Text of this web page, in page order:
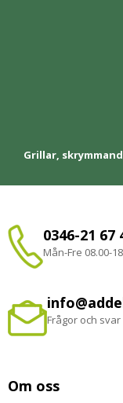
Grillar,
0346-21 67
Mån-Fre 08.00-
Frågor och svar
Om oss